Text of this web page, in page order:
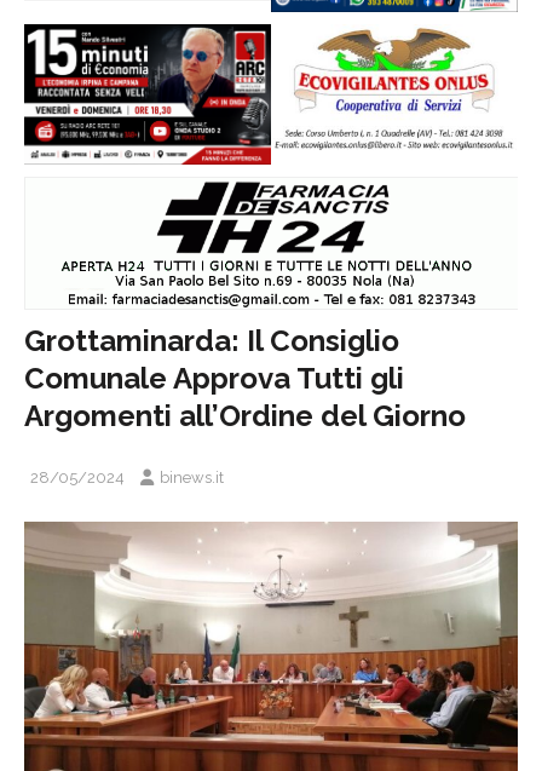
Grottaminarda: Il Consiglio
Comunale Approva Tutti gli
Argomenti all’Ordine del Giorno
28/05/2024 binews.it